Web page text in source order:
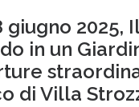
giugno 2025, Il
in un
di Villa